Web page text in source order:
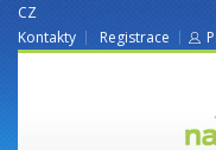
CZ
Kontakty
Registrace